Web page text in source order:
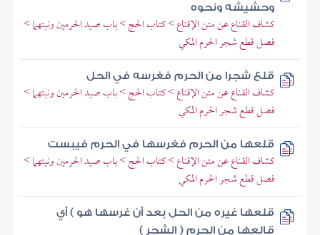
وحشيشه ونحوه
كشاف القناع عن متن الإقناع > كتاب الحج > باب صيد الحرمين ونبتهما >
فصل قطع شجر الحرم المكي
قلع شجرا من الحرم فغرسه في الحل
كشاف القناع عن متن الإقناع > كتاب الحج > باب صيد الحرمين ونبتهما >
فصل قطع شجر الحرم المكي
قلعها من الحرم فغرسها في الحرم فيبست
كشاف القناع عن متن الإقناع > كتاب الحج > باب صيد الحرمين ونبتهما >
فصل قطع شجر الحرم المكي
قلعها غيره من الحل بعد أن غرسها هو ) أي
قالعها من الحرم ( الشجر )